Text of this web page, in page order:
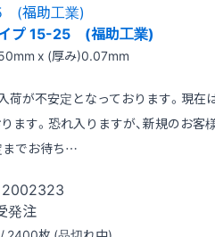
プ 15-25 (福助工業)
x (厚み)0.07mm
荷が不安定となっております。現在
ます。恐れ入りますが、新規のお客
までお待ち…
2002323
発注